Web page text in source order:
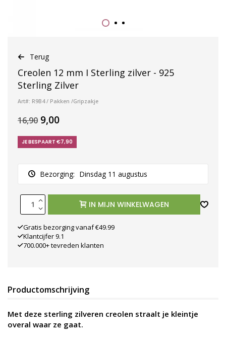
Terug
Creolen 12 mm I Sterling zilver - 925
Sterling Zilver
Art#: R9B4 / Pakken /Gripzakje
16,90 9,00
JE BESPAART €7,90
Bezorging: Dinsdag 11 augustus
IN MIJN WINKELWAGEN
Gratis bezorging vanaf €49.99
Klantcijfer 9.1
700.000+ tevreden klanten
Productomschrijving
Met deze sterling zilveren creolen straalt je kleintje
overal waar ze gaat.